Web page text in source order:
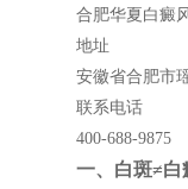
合肥华夏白癜
地址
安徽省合肥市
联系电话
400-688-9875
一、白斑≠白